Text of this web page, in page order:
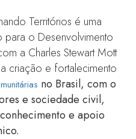
Territórios é uma
para o Desenvolvimento
a Charles Stewart Mott
criação e fortalecimento
no Brasil, com o
e sociedade civil,
e apoio